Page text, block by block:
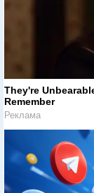
They're
Remember
Реклама